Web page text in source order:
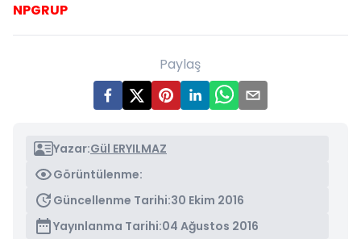
NPGRUP
Paylaş
Yazar:Gül ERYILMAZ
Görüntülenme:
Güncellenme Tarihi:30 Ekim 2016
Yayınlanma Tarihi:04 Ağustos 2016